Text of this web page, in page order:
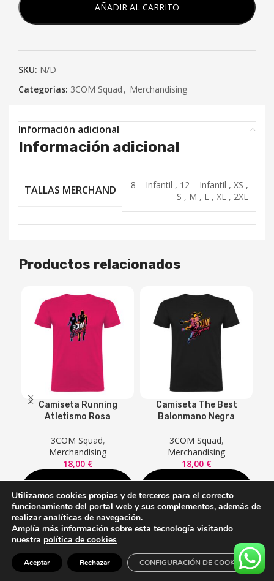
AÑADIR AL CARRITO
SKU: N/D
Categorías: 3COM Squad , Merchandising
Información adicional
Información adicional
TALLAS MERCHAND 8 – Infantil , 12 – Infantil , XS ,
S , M , L , XL , 2XL
Productos relacionados
Camiseta Running
Atletismo Rosa
3COM Squad,
Merchandising
18,00 €
OPCIONES
Camiseta The Best
Balonmano Negra
3COM Squad,
Merchandising
18,00 €
OPCIONES
© 3COM Squad -Aviso Legal-Política de Cookies–Política de
Privacidad- Desarrollado por
Utilizamos cookies propias y de terceros para el correcto
funcionamiento del portal web y sus complementos, además de
realizar analíticas de navegación.
Amplía más información sobre esta tecnología visitando
nuestra política de cookies
Aceptar Rechazar CONFIGURACIÓN DE COOKIES
ShopWishlistCart
My account